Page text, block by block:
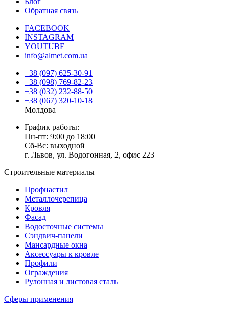
Обратная связь
FACEBOOK
INSTAGRAM
YOUTUBE
info@almet.com.ua
+38 (097) 625-30-91
+38 (098) 769-82-23
+38 (032) 232-88-50
+38 (067) 320-10-18
Молдова
График работы:
Пн-пт: 9:00 до 18:00
Сб-Вс: выходной
г. Львов, ул. Водогонная, 2, офис 223
Строительные материалы
Профнастил
Металлочерепица
Кровля
Фасад
Водосточные системы
Сэндвич-панели
Мансардные окна
Аксессуары к кровле
Профили
Ограждения
Рулонная и листовая сталь
Сферы применения